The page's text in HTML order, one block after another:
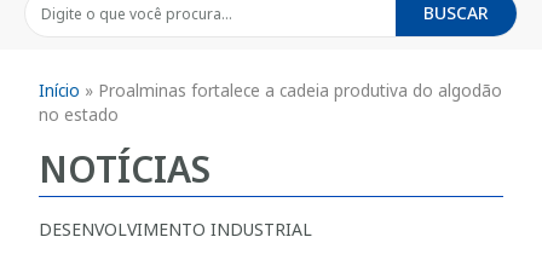
BUSCAR
Início » Proalminas fortalece a cadeia produtiva do algodão
no estado
NOTÍCIAS
DESENVOLVIMENTO INDUSTRIAL